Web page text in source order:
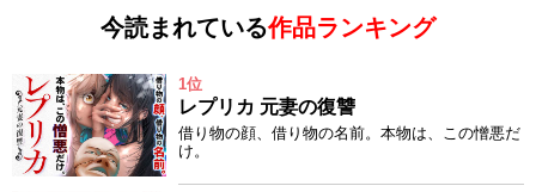
今読まれている作品ランキング
1位
レプリカ 元妻の復讐
借り物の顔、借り物の名前。本物は、この憎悪だ
け。